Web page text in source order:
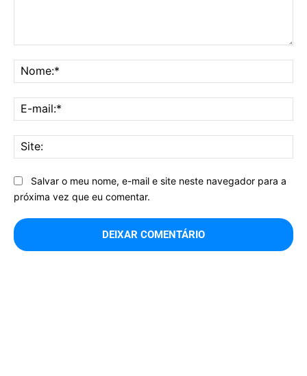
Salvar o meu nome, e-mail e site neste navegador para a
próxima vez que eu comentar.